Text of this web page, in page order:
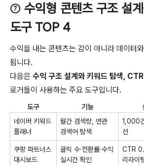
⑦ 수익형 콘텐츠 구조 설
도구 TOP 4
수익을 내는 콘텐츠는 감이 아니라 데이터
됩니다.
다음은 수익 구조 설계와 키워드 탐색,
로거들이 사용하는 주요 도구입니다.
도구 기능
네이버 키워드
플래너
월간 검색량, 연관
검색어 탐색
1,000
선
쿠팡 파트너스
대시보드
클릭 수·전환률·수익
실시간 확인
CTR
리라이